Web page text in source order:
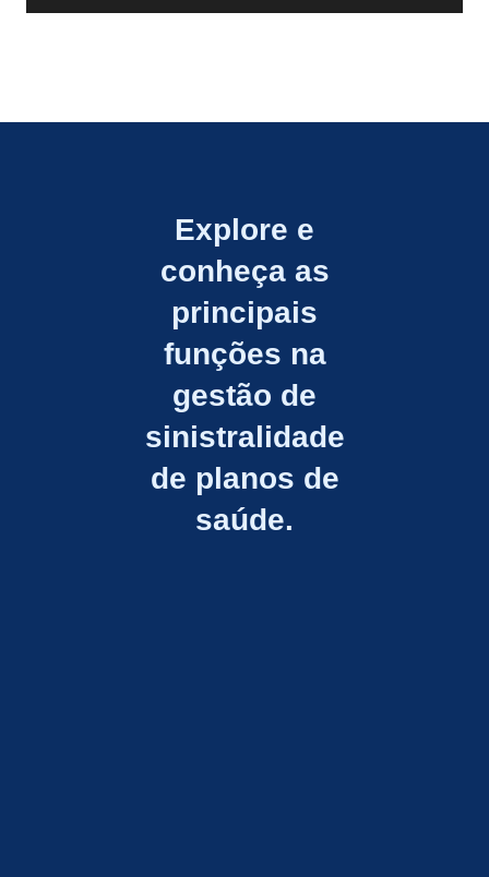
Explore e
conheça as
principais
funções na
gestão de
sinistralidade
de planos de
saúde.